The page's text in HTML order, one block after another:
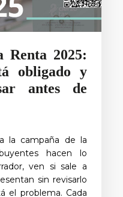
Renta 2025:
obligado y
antes de
la campaña de la
hacen lo
ven si sale a
sin revisarlo
el problema. Cada